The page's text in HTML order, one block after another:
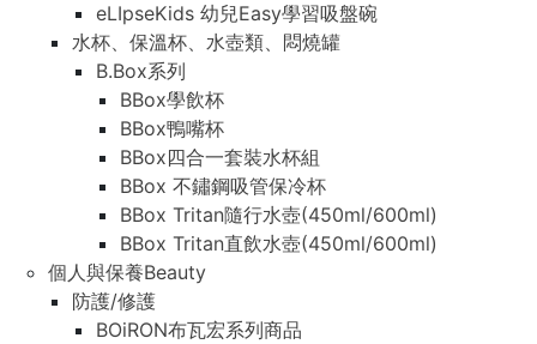
eLIpseKids 幼兒Easy學習吸盤碗
水杯、保溫杯、水壺類、悶燒罐
B.Box系列
BBox學飲杯
BBox鴨嘴杯
BBox四合一套裝水杯組
BBox 不鏽鋼吸管保冷杯
BBox Tritan隨行水壺(450ml/600ml)
BBox Tritan直飲水壺(450ml/600ml)
個人與保養Beauty
防護/修護
BOiRON布瓦宏系列商品